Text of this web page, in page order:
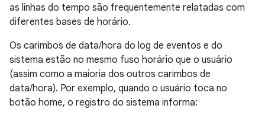
as linhas do tempo são frequentemente relatadas com
diferentes bases de horário.
Os carimbos de data/hora do log de eventos e do
sistema estão no mesmo fuso horário que o usuário
(assim como a maioria dos outros carimbos de
data/hora). Por exemplo, quando o usuário toca no
botão home, o registro do sistema informa: